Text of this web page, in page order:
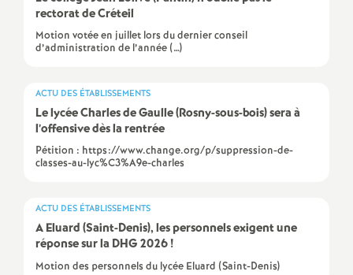
n
a
d
rectorat de Créteil
Motion votée en juillet lors du dernier conseil
d’administration de l’année (…)
ACTU DES ÉTABLISSEMENTS
Le lycée Charles de Gaulle (Rosny-sous-bois) sera à
l’offensive dès la rentrée
Pétition : https://www.change.org/p/suppression-de-
classes-au-lyc%C3%A9e-charles
ACTU DES ÉTABLISSEMENTS
A Eluard (Saint-Denis), les personnels exigent une
réponse sur laDHG2026!
Motion des personnels du lycée Eluard (Saint-Denis)